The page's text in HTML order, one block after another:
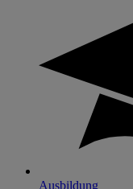
Ausbildung